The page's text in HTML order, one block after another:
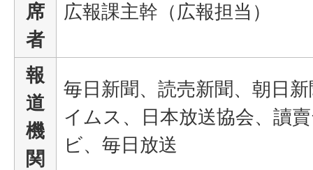
席
者
広報課主幹（広報担当）
報
道
機
関
毎日新聞、読売新聞、朝日
イムス、日本放送協会、讀
ビ、毎日放送